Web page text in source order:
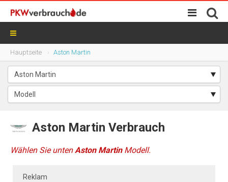
Hauptseite Aston Martin
Aston Martin Verbrauch
Wählen Sie untenAston MartinModell.
Reklam